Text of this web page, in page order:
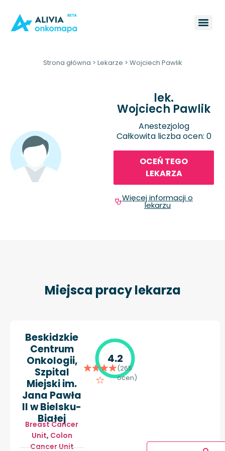
Strona główna > Lekarze > Wojciech Pawlik
lek.
Wojciech Pawlik
Anestezjolog
Całkowita liczba ocen: 0
OCEŃ TEGO
LEKARZA
Więcej informacji o
lekarzu
Miejsca pracy lekarza
Beskidzkie
Centrum
Onkologii,
Szpital
Miejski im.
Jana Pawła
II w Bielsku-
Białej
Breast Cancer
Unit, Colon
Cancer Unit
4.2
(265
ocen)